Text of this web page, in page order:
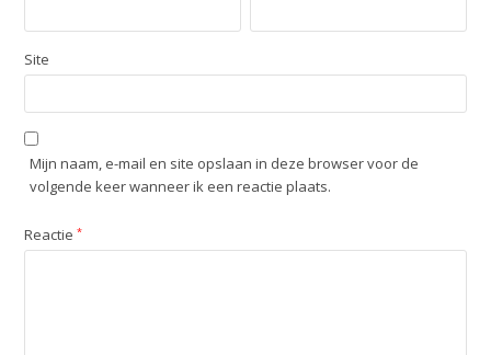
Site
Mijn naam, e-mail en site opslaan in deze browser voor de
volgende keer wanneer ik een reactie plaats.
Reactie*